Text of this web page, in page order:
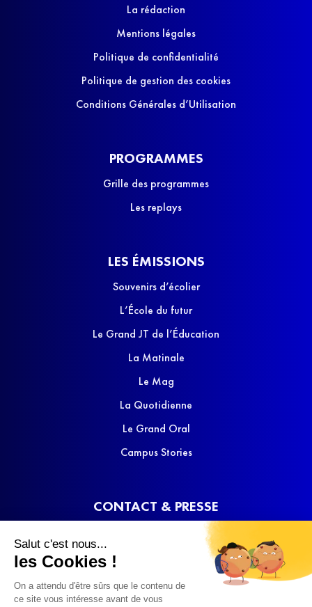
Salut c'est nous...
les Cookies !
On a attendu d'être sûrs que le contenu de
ce site vous intéresse avant de vous
La rédaction
Mentions légales
Politique de confidentialité
Politique de gestion des cookies
Conditions Générales d’Utilisation
PROGRAMMES
Grille des programmes
Les replays
LES ÉMISSIONS
Souvenirs d’écolier
L’École du futur
Le Grand JT de l’Éducation
La Matinale
Le Mag
La Quotidienne
Le Grand Oral
Campus Stories
CONTACT & PRESSE